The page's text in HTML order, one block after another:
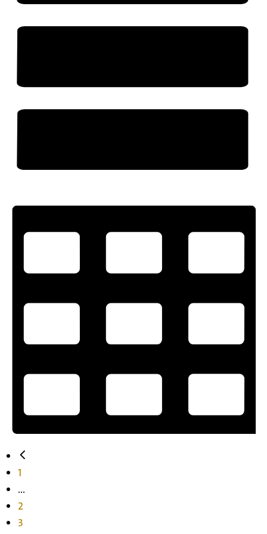
1
...
2
3